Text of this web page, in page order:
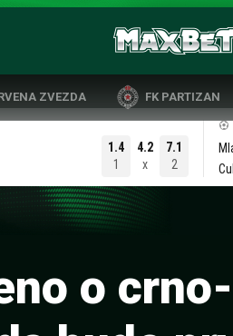
ZVEZDA FK PARTIZAN
1.4
1
4.2
x
7.1
2
o